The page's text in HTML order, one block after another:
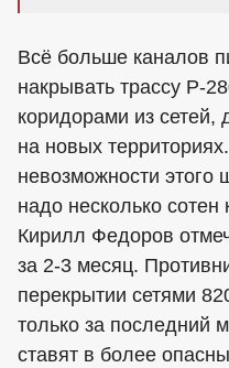
Всё больше каналов
накрывать трассу Р-
коридорами из сетей,
на новых
невозможности этого
надо несколько сотен
Кирилл Федоров
за 2-3 месяц.
перекрытии сетями
только за последний
ставят в более